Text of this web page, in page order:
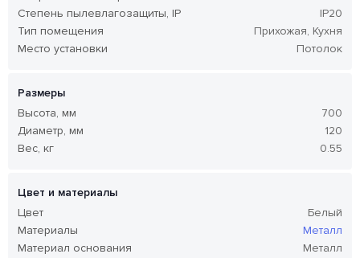
Степень пылевлагозащиты, IP
IP20
Тип помещения
Прихожая, Кухня
Место установки
Потолок
Размеры
Высота, мм
700
Диаметр, мм
120
Вес, кг
0.55
Цвет и материалы
Цвет
Белый
Материалы
Металл
Материал основания
Металл